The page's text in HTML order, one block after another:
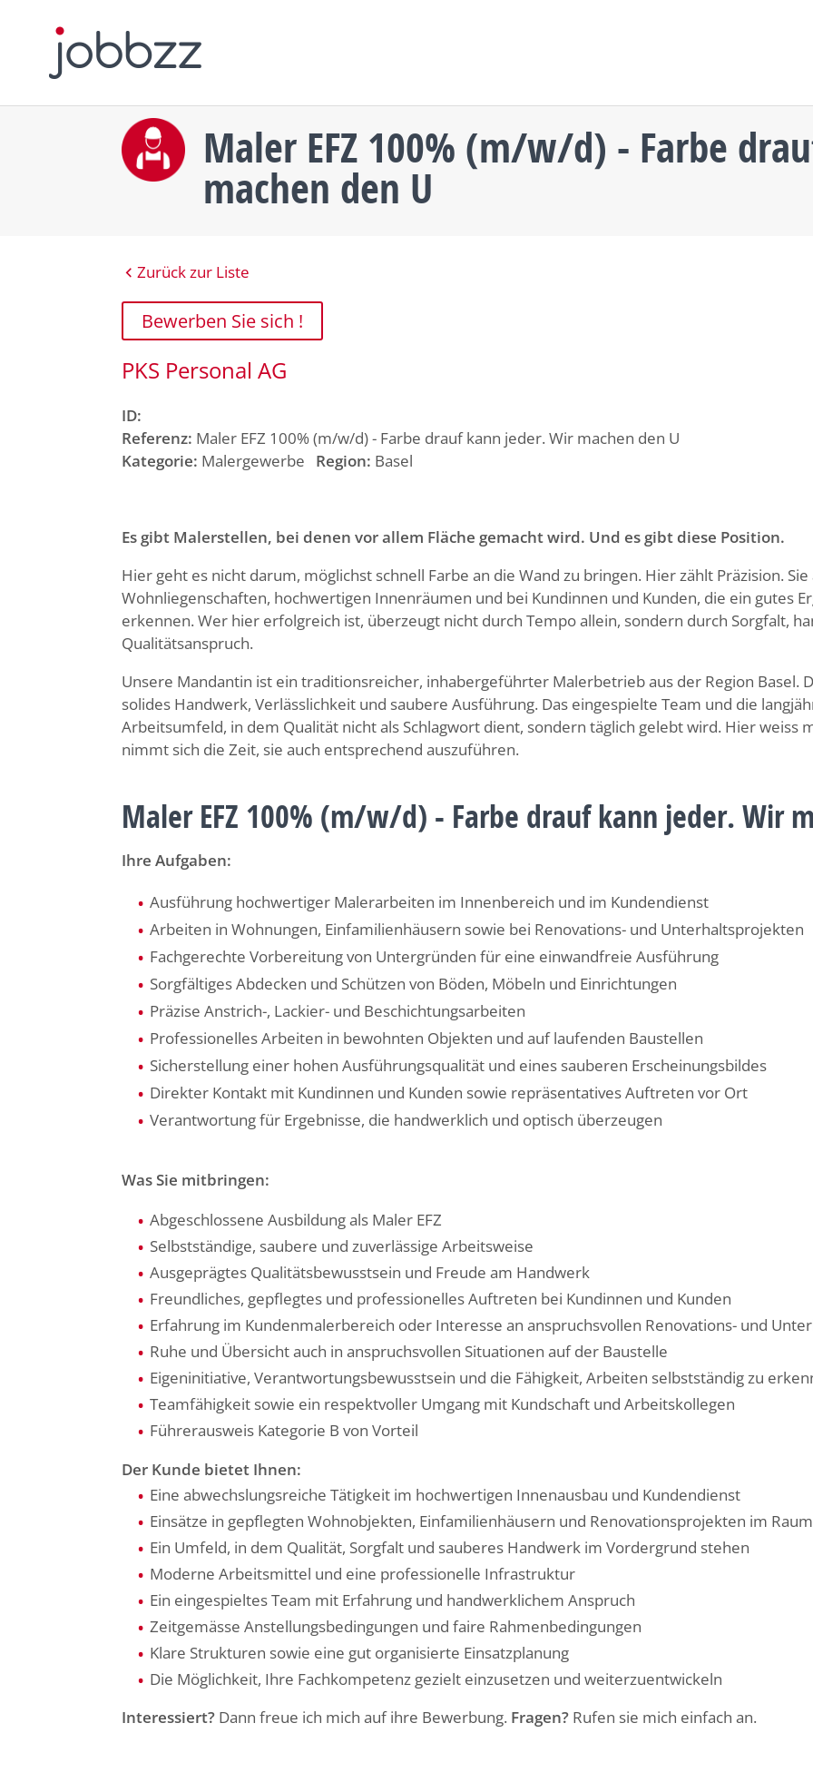
Maler EFZ 100% (m/w/d) - Farbe
machen den U
Zurück zur Liste
Bewerben Sie sich !
PKS Personal AG
ID:
Referenz: Maler EFZ 100% (m/w/d) - Farbe drauf kann jeder. Wir machen den U
Kategorie: Malergewerbe Region: Basel
Es gibt Malerstellen, bei denen vor allem Fläche gemacht wird. Und es gibt diese Position.
Hier geht es nicht darum, möglichst schnell Farbe an die Wand zu bringen. Hier zählt Präzision.
Wohnliegenschaften, hochwertigen Innenräumen und bei Kundinnen und Kunden, die ein gutes
erkennen. Wer hier erfolgreich ist, überzeugt nicht durch Tempo allein, sondern durch Sorgfalt,
Qualitätsanspruch.
Unsere Mandantin ist ein traditionsreicher, inhabergeführter Malerbetrieb aus der Region Basel.
solides Handwerk, Verlässlichkeit und saubere Ausführung. Das eingespielte Team und die
Arbeitsumfeld, in dem Qualität nicht als Schlagwort dient, sondern täglich gelebt wird. Hier weiss
nimmt sich die Zeit, sie auch entsprechend auszuführen.
Maler EFZ 100% (m/w/d) - Farbe drauf kann jeder. Wir
Ihre Aufgaben:
Ausführung hochwertiger Malerarbeiten im Innenbereich und im Kundendienst
Arbeiten in Wohnungen, Einfamilienhäusern sowie bei Renovations- und Unterhaltsprojekten
Fachgerechte Vorbereitung von Untergründen für eine einwandfreie Ausführung
Sorgfältiges Abdecken und Schützen von Böden, Möbeln und Einrichtungen
Präzise Anstrich-, Lackier- und Beschichtungsarbeiten
Professionelles Arbeiten in bewohnten Objekten und auf laufenden Baustellen
Sicherstellung einer hohen Ausführungsqualität und eines sauberen Erscheinungsbildes
Direkter Kontakt mit Kundinnen und Kunden sowie repräsentatives Auftreten vor Ort
Verantwortung für Ergebnisse, die handwerklich und optisch überzeugen
Was Sie mitbringen:
Abgeschlossene Ausbildung als Maler EFZ
Selbstständige, saubere und zuverlässige Arbeitsweise
Ausgeprägtes Qualitätsbewusstsein und Freude am Handwerk
Freundliches, gepflegtes und professionelles Auftreten bei Kundinnen und Kunden
Erfahrung im Kundenmalerbereich oder Interesse an anspruchsvollen Renovations- und
Ruhe und Übersicht auch in anspruchsvollen Situationen auf der Baustelle
Eigeninitiative, Verantwortungsbewusstsein und die Fähigkeit, Arbeiten selbstständig zu
Teamfähigkeit sowie ein respektvoller Umgang mit Kundschaft und Arbeitskollegen
Führerausweis Kategorie B von Vorteil
Der Kunde bietet Ihnen:
Eine abwechslungsreiche Tätigkeit im hochwertigen Innenausbau und Kundendienst
Einsätze in gepflegten Wohnobjekten, Einfamilienhäusern und Renovationsprojekten im
Ein Umfeld, in dem Qualität, Sorgfalt und sauberes Handwerk im Vordergrund stehen
Moderne Arbeitsmittel und eine professionelle Infrastruktur
Ein eingespieltes Team mit Erfahrung und handwerklichem Anspruch
Zeitgemässe Anstellungsbedingungen und faire Rahmenbedingungen
Klare Strukturen sowie eine gut organisierte Einsatzplanung
Die Möglichkeit, Ihre Fachkompetenz gezielt einzusetzen und weiterzuentwickeln
Interessiert? Dann freue ich mich auf ihre Bewerbung. Fragen? Rufen sie mich einfach an.